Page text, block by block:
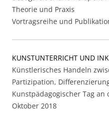
Theorie und Praxis
Vortragsreihe und
KUNSTUNTERRICHT UND
Künstlerisches Handeln
Partizipation,
Kunstpädagogischer Tag
Oktober 2018